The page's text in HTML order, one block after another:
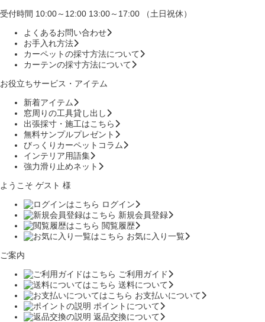
受付時間 10:00～12:00 13:00～17:00 （土日祝休）
よくあるお問い合わせ
お手入れ方法
カーペットの採寸方法について
カーテンの採寸方法について
お役立ちサービス・アイテム
新着アイテム
窓周りの工具貸し出し
出張採寸・施工はこちら
無料サンプルプレゼント
びっくりカーペットコラム
インテリア用語集
強力滑り止めネット
ようこそ ゲスト 様
ログイン
新規会員登録
閲覧履歴
お気に入り一覧
ご案内
ご利用ガイド
送料について
お支払いについて
ポイントについて
返品交換について